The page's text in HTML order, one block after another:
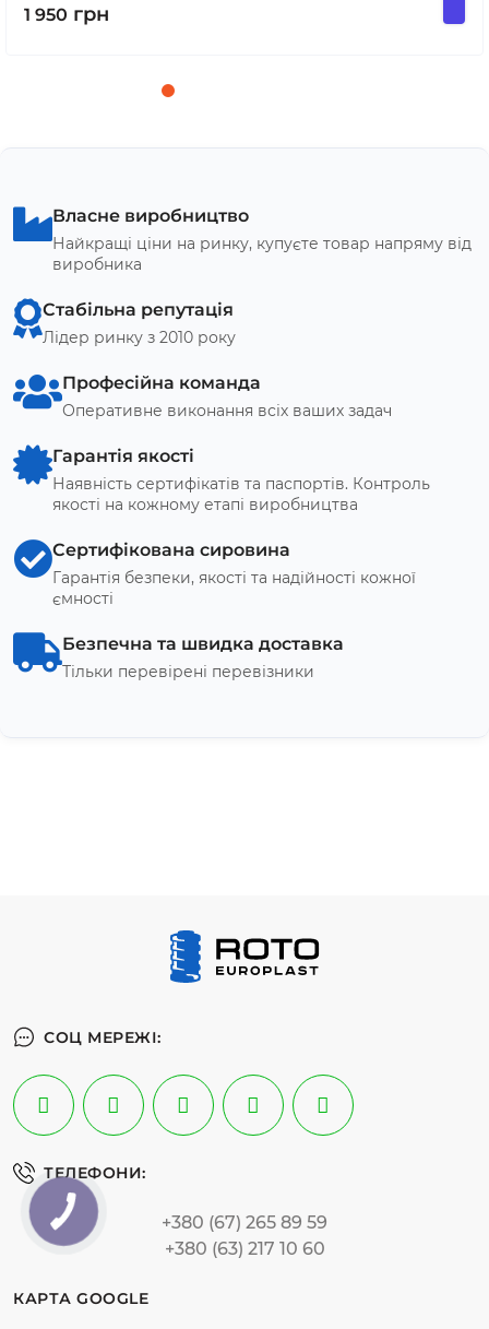
1 950 грн
Власне виробництво
Найкращі ціни на ринку, купуєте товар напряму від
виробника
Стабільна репутація
Лідер ринку з 2010 року
Професійна команда
Оперативне виконання всіх ваших задач
Гарантія якості
Наявність сертифікатів та паспортів. Контроль
якості на кожному етапі виробництва
Сертифікована сировина
Гарантія безпеки, якості та надійності кожної
ємності
Безпечна та швидка доставка
Тільки перевірені перевізники
СОЦ МЕРЕЖІ:
ТЕЛЕФОНИ:
+380 (67) 265 89 59
+380 (63) 217 10 60
КАРТА GOOGLE